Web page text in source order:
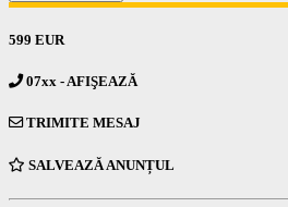
599 EUR
07xx - AFIŞEAZĂ
TRIMITE MESAJ
SALVEAZĂ ANUNȚUL